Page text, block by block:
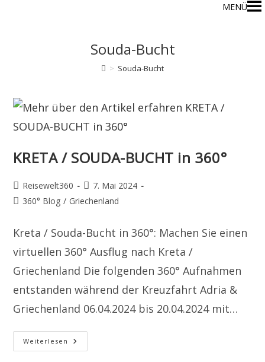
MENÜ
Souda-Bucht
> Souda-Bucht
KRETA / SOUDA-BUCHT in 360°
Beitrags-
Autor:
Reisewelt360
Beitrag
veröffentlicht:
7. Mai 2024
Beitrags-
360° Blog / Griechenland
Kreta / Souda-Bucht in 360°: Machen Sie einen
virtuellen 360° Ausflug nach Kreta /
Griechenland Die folgenden 360° Aufnahmen
entstanden während der Kreuzfahrt Adria &
Griechenland 06.04.2024 bis 20.04.2024 mit…
Weiterlesen KRETA
/